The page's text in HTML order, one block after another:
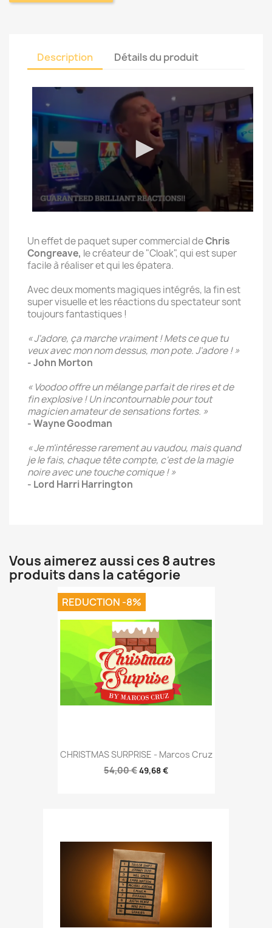
Description Détails du produit
Un effet de paquet super commercial deChris
Congreave, le créateur de "Cloak", qui est super
facile à réaliser et qui les épatera.
Avec deux moments magiques intégrés, la fin est
super visuelle et les réactions du spectateur sont
toujours fantastiques !
« J'adore, ça marche vraiment ! Mets ce que tu
veux avec mon nom dessus, mon pote. J'adore ! »
- John Morton
« Voodoo offre un mélange parfait de rires et de
fin explosive ! Un incontournable pour tout
magicien amateur de sensations fortes. »
- Wayne Goodman
« Je m'intéresse rarement au vaudou, mais quand
je le fais, chaque tête compte, c'est de la magie
noire avec une touche comique ! »
- Lord Harri Harrington
Vous aimerez aussi ces 8 autres
produits dans la catégorie
CHRISTMAS SURPRISE - Marcos Cruz
54,00 €49,68 €
REDUCTION -8%